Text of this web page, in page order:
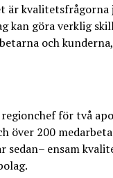
är kvalitetsfrågorna
kan göra verklig
och
för två
över 200
sedan– ensam